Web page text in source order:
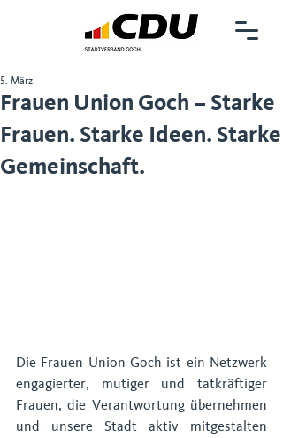
Frauen Union Goch – Starke
Frauen. Starke Ideen. Starke
Gemeinschaft.
5. März
Die Frauen Union Goch ist ein Netzwerk
engagierter, mutiger und tatkräftiger
Frauen, die Verantwortung übernehmen
und unsere Stadt aktiv mitgestalten